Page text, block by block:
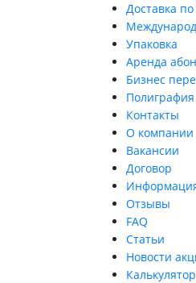
Доставка
Упаковка
Аренда
Бизнес
Полиграфия
Контакты
О компании
Вакансии
Договор
Отзывы
FAQ
Статьи
Новости